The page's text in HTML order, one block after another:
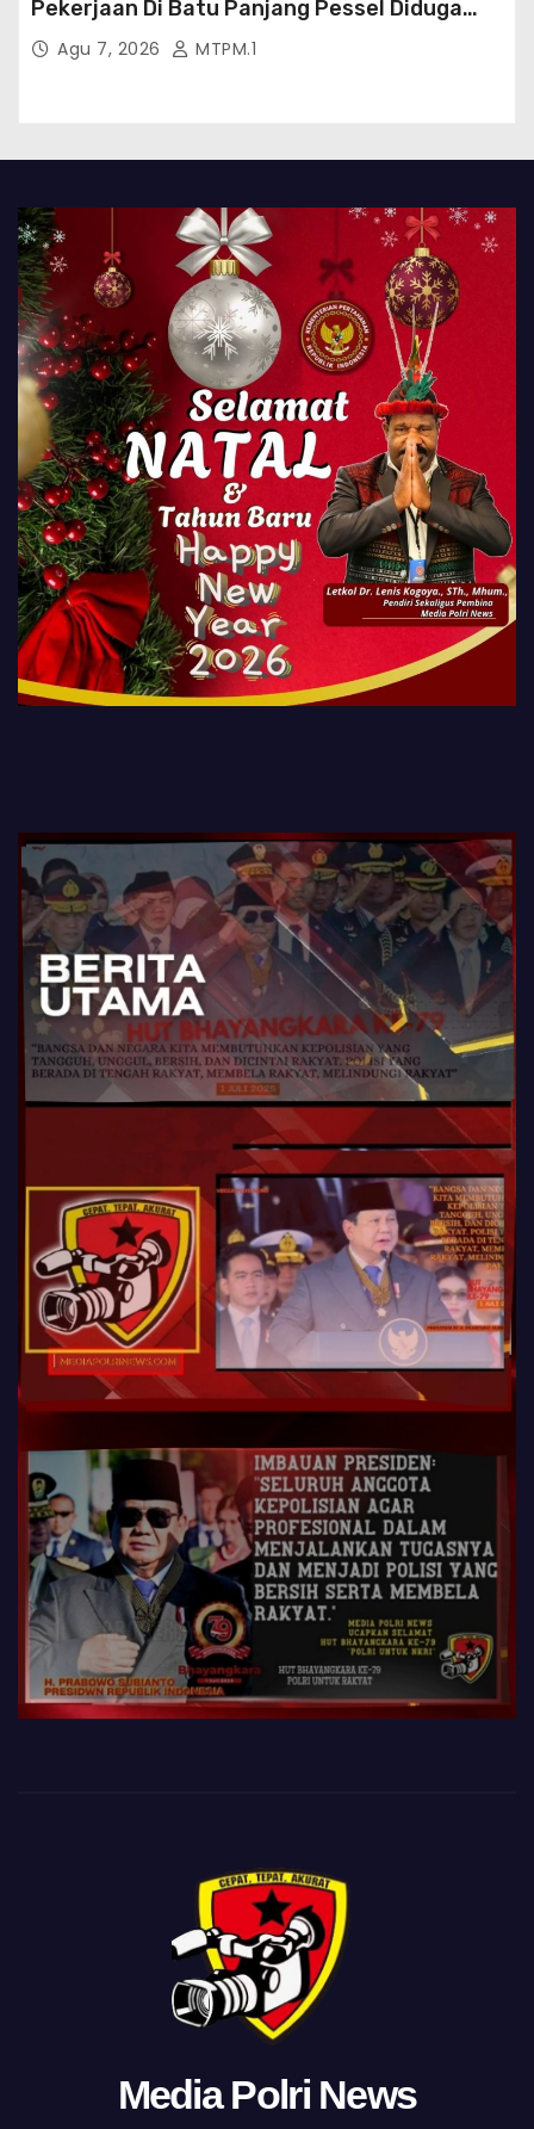
Pekerjaan Di Batu Panjang Pessel Diduga
Banyak Cacat Mutu Dan Kurang Volume
Satuan Pekerjaan Dan Bisa Bisanya
Agu 7, 2026 MTPM.1
Media Polri News